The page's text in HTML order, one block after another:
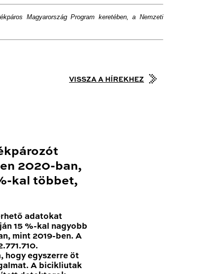
Magyarország Program keretében, a Nemzeti
VISSZA A HÍREKHEZ
2020-ban,
kal többet,
adatokat
15 %-kal nagyobb
mint 2019-ben. A
hogy egyszerre öt
A bicikliutak